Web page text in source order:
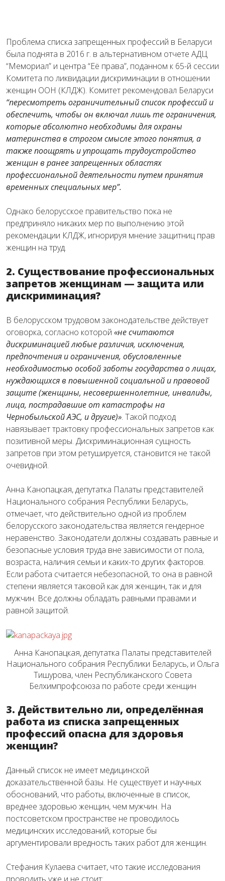
Проблема списка запрещенных профессий в Беларуси
была поднята в 2016 г. в альтернативном отчете АДЦ
“Мемориал” и центра “Её права”, поданном к 65-й сессии
Комитета по ликвидации дискриминации в отношении
женщин ООН (КЛДЖ). Комитет рекомендовал Беларуси
“пересмотреть ограничительный список профессий и
обеспечить, чтобы он включал лишь те ограничения,
которые абсолютно необходимы для охраны
материнства в строгом смысле этого понятия, а
также поощрять и упрощать трудоустройство
женщин в ранее запрещенных областях
профессиональной деятельности путем принятия
временных специальных мер”.
Однако белорусское правительство пока не
предприняло никаких мер по выполнению этой
рекомендации КЛДЖ, игнорируя мнение защитниц прав
женщин на труд.
2. Существование профессиональных
запретов женщинам — защита или
дискриминация?
В белорусском трудовом законодательстве действует
оговорка, согласно которой «не считаются
дискриминацией любые различия, исключения,
предпочтения и ограничения, обусловленные
необходимостью особой заботы государства о лицах,
нуждающихся в повышенной социальной и правовой
защите (женщины, несовершеннолетние, инвалиды,
лица, пострадавшие от катастрофы на
Чернобыльской АЭС, и другие)». Такой подход
навязывает трактовку профессиональных запретов как
позитивной меры. Дискриминационная сущность
запретов при этом ретушируется, становится не такой
очевидной.
Анна Канопацкая, депутатка Палаты представителей
Национального собрания Республики Беларусь,
отмечает, что действительно одной из проблем
белорусского законодательства является гендерное
неравенство. Законодатели должны создавать равные и
безопасные условия труда вне зависимости от пола,
возраста, наличия семьи и каких-то других факторов.
Если работа считается небезопасной, то она в равной
степени является таковой как для женщин, так и для
мужчин. Все должны обладать равными правами и
равной защитой.
Анна Канопацкая, депутатка Палаты представителей
Национального собрания Республики Беларусь, и Ольга
Тишурова, член Республиканского Совета
Белхимпрофсоюза по работе среди женщин
3. Действительно ли, определённая
работа из списка запрещенных
профессий опасна для здоровья
женщин?
Данный список не имеет медицинской
доказательственной базы. Не существует и научных
обоснований, что работы, включенные в список,
вреднее здоровью женщин, чем мужчин. На
постсоветском пространстве не проводилось
медицинских исследований, которые бы
аргументировали вредность таких работ для женщин.
Стефания Кулаева считает, что такие исследования